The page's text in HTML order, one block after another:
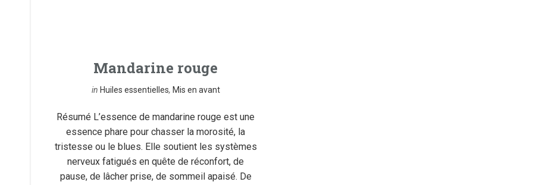
Mandarine rouge
in Huiles essentielles, Mis en avant
Résumé L’essence de mandarine rouge est une
essence phare pour chasser la morosité, la
tristesse ou le blues. Elle soutient les systèmes
nerveux fatigués en quête de réconfort, de
pause, de lâcher prise, de sommeil apaisé. De